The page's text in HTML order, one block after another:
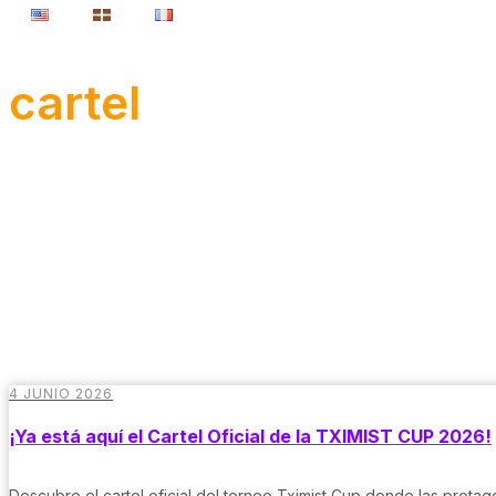
cartel
4 JUNIO 2026
¡Ya está aquí el Cartel Oficial de la TXIMIST CUP 2026!